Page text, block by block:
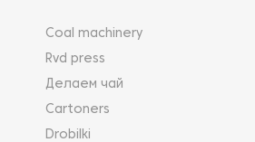
Coal machinery
Rvd press
Делаем чай
Cartoners
Drobilki